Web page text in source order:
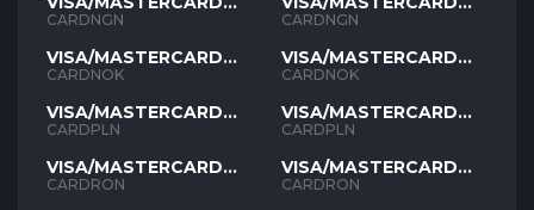
NGN
CARDNGN
VISA/MASTERCARD
NOK
CARDNOK
VISA/MASTERCARD
PLN
CARDPLN
VISA/MASTERCARD
RON
CARDRON
NGN
CARDNGN
VISA/MASTERCARD
NOK
CARDNOK
VISA/MASTERCARD
PLN
CARDPLN
VISA/MASTERCARD
RON
CARDRON